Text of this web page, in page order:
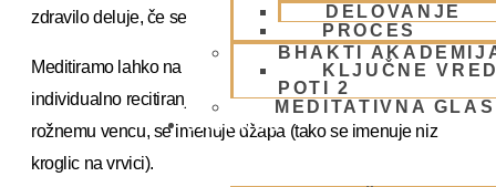
DELOVANJE
PROCES
BHAKTI
KLJUČNE
POTI 2
MEDITATIVNA
SKUPNOST
zdravilo deluje, če se tega zavedamo ali pa ne.
Meditiramo lahko na več načinov. Meditacija, ki zajema
individualno recitiranje mantre na nizu kroglic, podobnem
rožnemu vencu, se imenuje džapa (tako se imenuje niz
kroglic na vrvici).